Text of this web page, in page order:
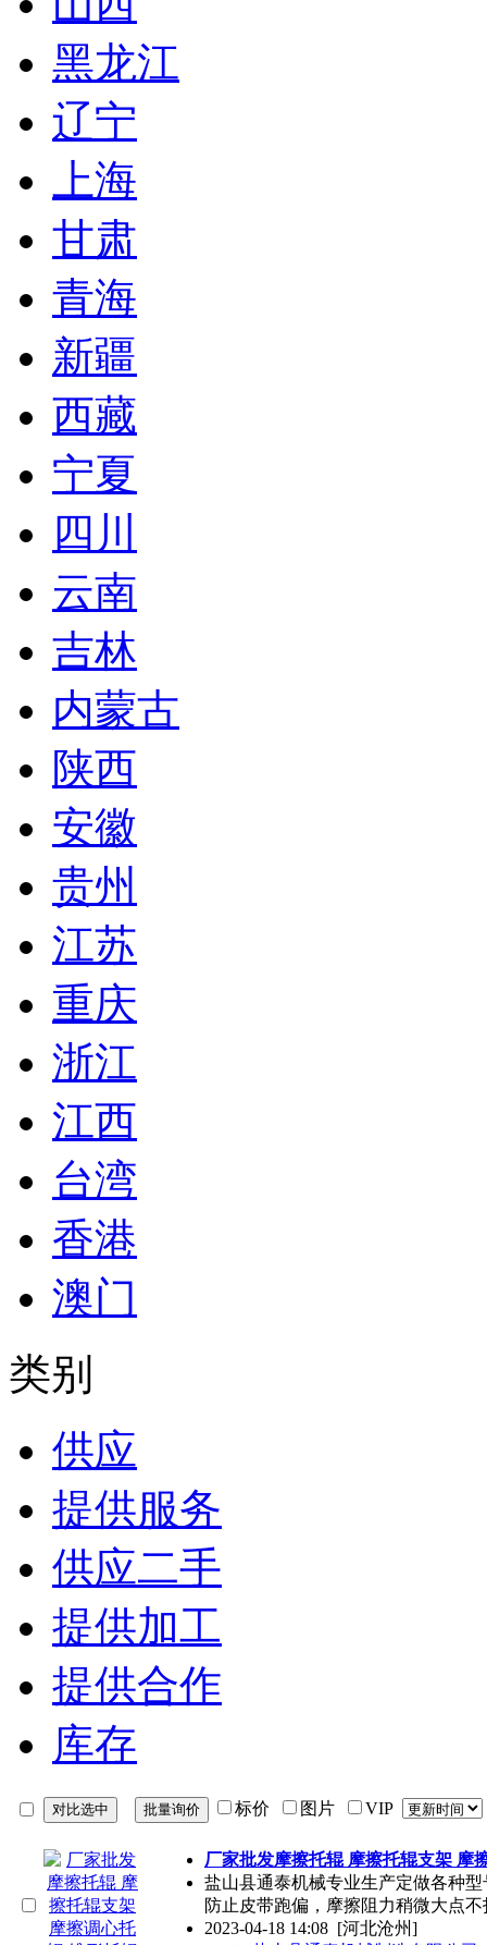
黑龙江
辽宁
上海
甘肃
青海
新疆
西藏
宁夏
四川
云南
吉林
内蒙古
陕西
安徽
贵州
江苏
重庆
浙江
江西
台湾
香港
澳门
类别
供应
提供服务
供应二手
提供加工
提供合作
库存
标价 图片 VIP
厂家批发摩擦托辊 摩擦托辊支架 摩
盐山县通泰机械专业生产定做各种
防止皮带跑偏，摩擦阻力稍微大点不
2023-04-18 14:08 [河北沧州]